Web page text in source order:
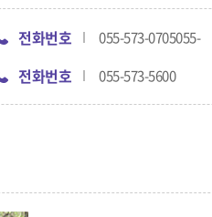
전화번호 055-573-0705055-
전화번호 055-573-5600